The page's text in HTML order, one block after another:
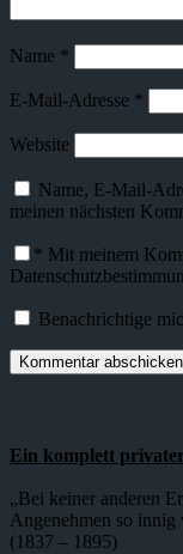
Name *
E-Mail-Adresse *
Website
Name, E-Mail-
meinen nächsten
* Mit meinem
Benachrichtige
Ein komplett
„Bei keiner anderen
Angenehmen so
(1837 – 1895)